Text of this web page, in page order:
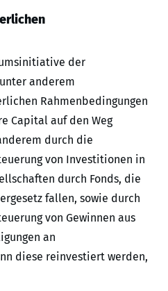
der
anderem
Rahmenbedingungen
Capital auf den Weg
durch die
von Investitionen in
durch Fonds, die
fallen, sowie durch
von Gewinnen aus
an
diese reinvestiert werden,